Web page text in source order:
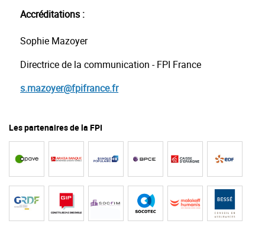
Accréditations :
Sophie Mazoyer
Directrice de la communication - FPI France
s.mazoyer@fpifrance.fr
Les partenaires de la FPI